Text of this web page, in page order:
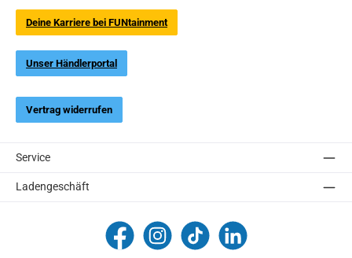
Deine Karriere bei FUNtainment
Unser Händlerportal
Vertrag widerrufen
Service
Ladengeschäft
FUNtainment Munich
funtainment_mucfuntainment_mucFUNtainment GmbH